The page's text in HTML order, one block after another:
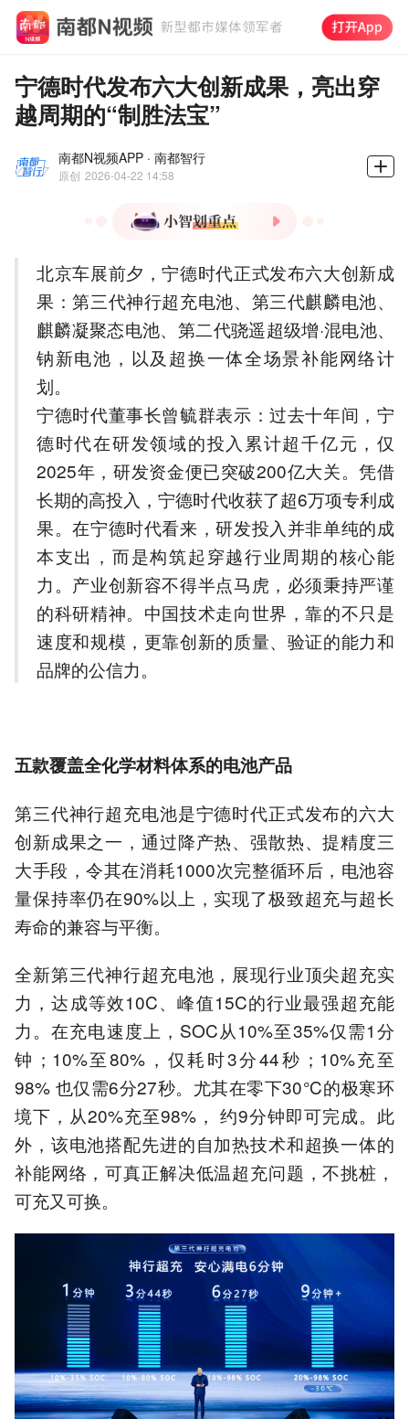
宁德时代发布六大创新成果，亮出穿
越周期的“制胜法宝”
南都N视频APP · 南都智行
原创 2026-04-22 14:58
池技术，覆盖全化学材料体
系。
10C超充，零下30℃极寒9分
钟快充。
减重255kg。
4.麒麟凝聚态电池能量密度
高纪录。
5.超换一体补能网络计划
2026年底建成4000座。
以上内容由AI大模型生成，仅供
参考
北京车展前夕，宁德时代正式发布六大创新成
果：第三代神行超充电池、第三代麒麟电池、
麒麟凝聚态电池、第二代骁遥超级增·混电池、
钠新电池，以及超换一体全场景补能网络计
划。
宁德时代董事长曾毓群表示：过去十年间，宁
德时代在研发领域的投入累计超千亿元，仅
2025年，研发资金便已突破200亿大关。凭借
长期的高投入，宁德时代收获了超6万项专利成
果。在宁德时代看来，研发投入并非单纯的成
本支出，而是构筑起穿越行业周期的核心能
力。产业创新容不得半点马虎，必须秉持严谨
的科研精神。中国技术走向世界，靠的不只是
速度和规模，更靠创新的质量、验证的能力和
品牌的公信力。
五款覆盖全化学材料体系的电池产品
第三代神行超充电池是宁德时代正式发布的六大
创新成果之一，通过降产热、强散热、提精度三
大手段，令其在消耗1000次完整循环后，电池容
量保持率仍在90%以上，实现了极致超充与超长
寿命的兼容与平衡。
全新第三代神行超充电池，展现行业顶尖超充实
力，达成等效10C、峰值15C的行业最强超充能
力。在充电速度上，SOC从10%至35%仅需1分
钟；10%至80%，仅耗时3分44秒；10%充至
98% 也仅需6分27秒。尤其在零下30℃的极寒环
境下，从20%充至98%， 约9分钟即可完成。此
外，该电池搭配先进的自加热技术和超换一体的
补能网络，可真正解决低温超充问题，不挑桩，
可充又可换。